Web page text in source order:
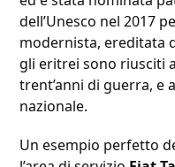
dell’Unesco nel 2017
modernista, ereditata
gli eritrei sono riusciti
trent’anni di guerra, e
nazionale.
Un esempio perfetto